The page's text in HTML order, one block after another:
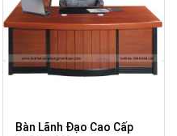
Bàn Lãnh Đạo Cao Cấp